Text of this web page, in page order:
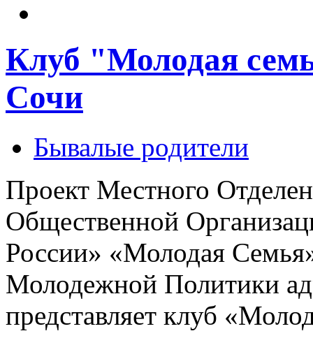
Клуб "Молодая
Сочи
Бывалые родители
Проект Местного
Общественной
России» «Молодая
Молодежной Политики
представляет клуб